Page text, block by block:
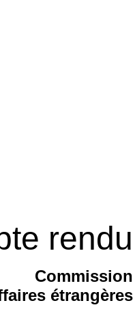
rendu
Commission
étrangères